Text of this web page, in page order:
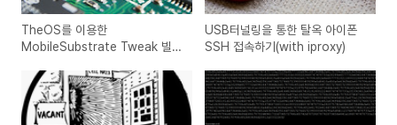
TheOS를 이용한
MobileSubstrate Tweak 빌드
USB터널링을 통한 탈옥 아이폰
SSH 접속하기(with iproxy)